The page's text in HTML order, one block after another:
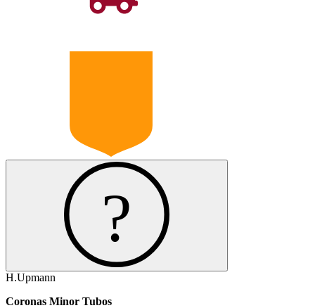
H.Upmann
Coronas Minor Tubos